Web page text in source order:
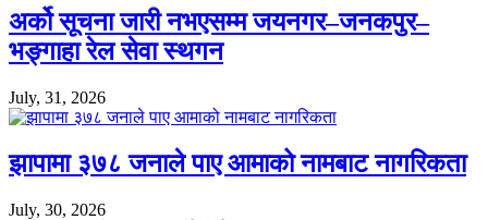
अर्को सूचना जारी नभएसम्म जयनगर–जनकपुर–
भङ्गाहा रेल सेवा स्थगन
July, 31, 2026
झापामा ३७८ जनाले पाए आमाको नामबाट नागरिकता
July, 30, 2026